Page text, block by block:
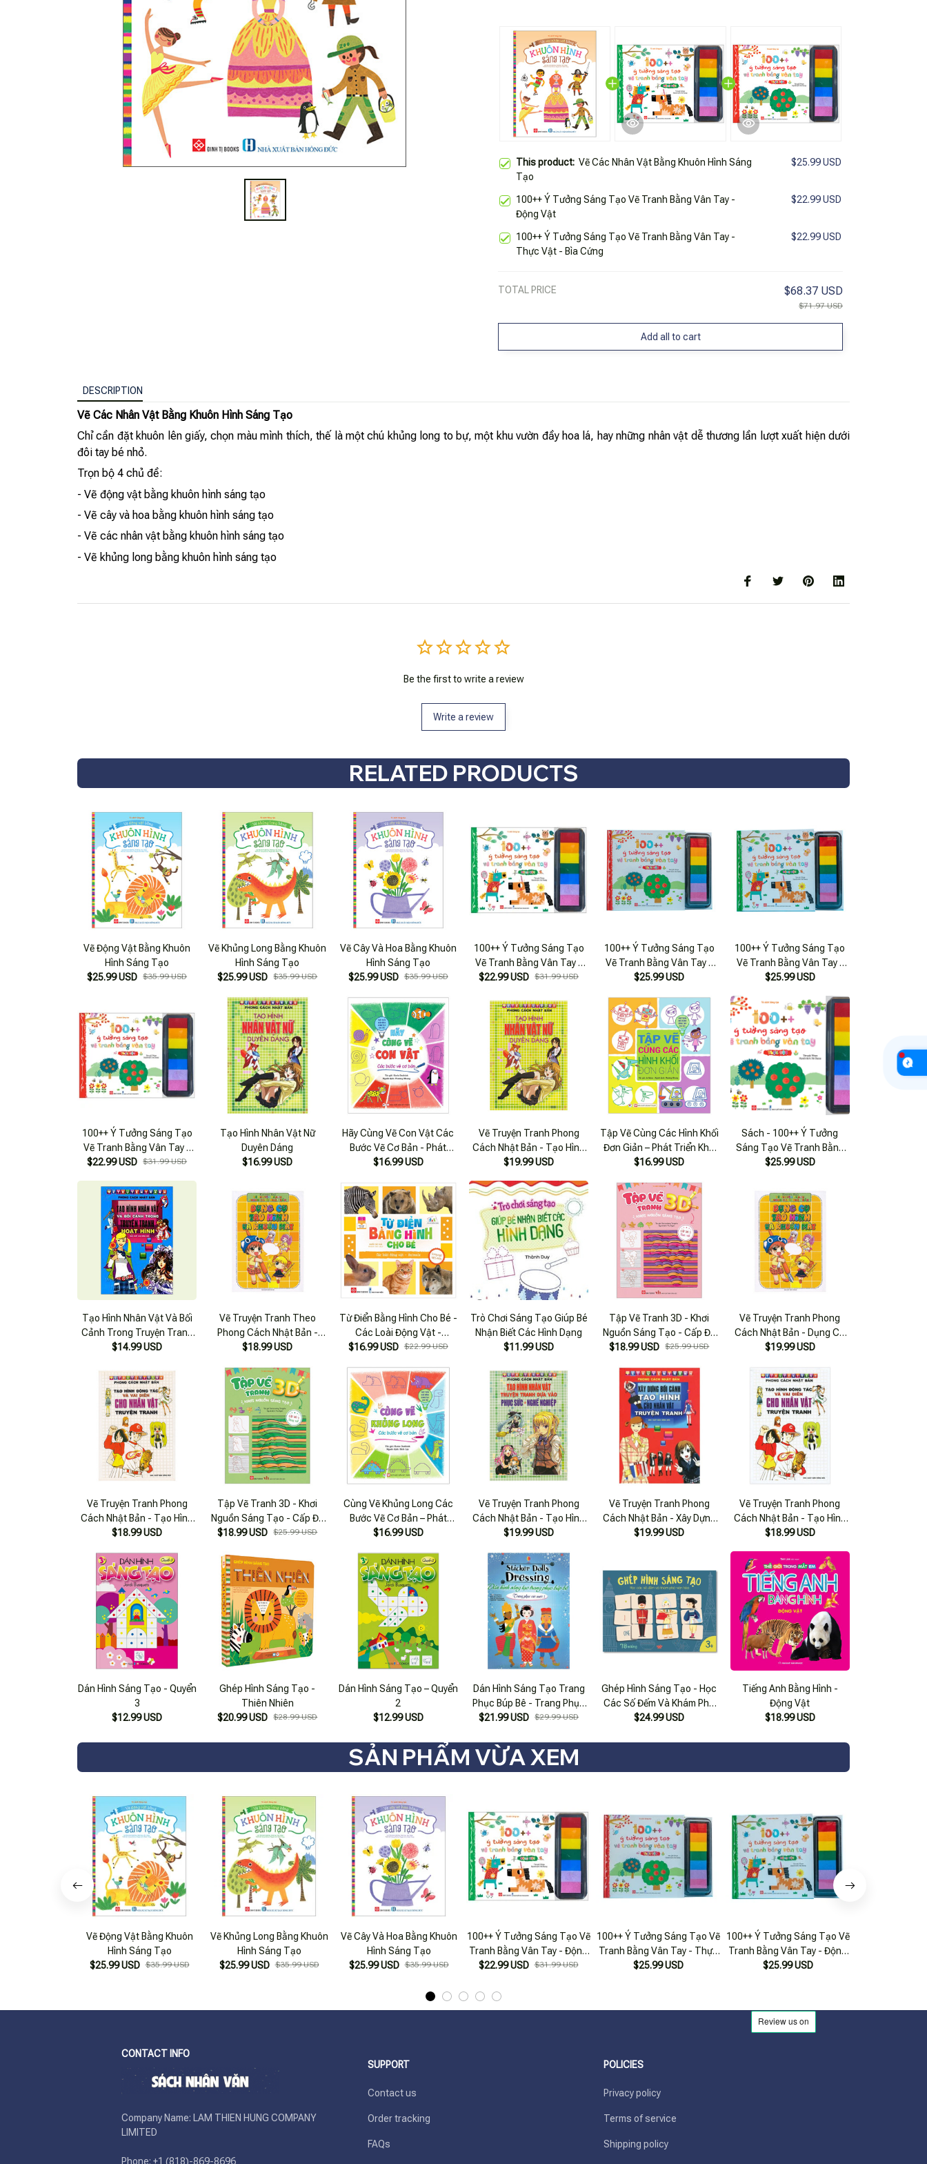
This product: Vẽ Các Nhân Vật Bằng Khuôn Hình Sáng
Tạo
$25.99 USD
100++ Ý Tưởng Sáng Tạo Vẽ Tranh Bằng Vân Tay -
Động Vật
$22.99 USD
100++ Ý Tưởng Sáng Tạo Vẽ Tranh Bằng Vân Tay -
Thực Vật - Bìa Cứng
$22.99 USD
TOTAL PRICE $68.37 USD
$71.97 USD
Add all to cart
DESCRIPTION
Vẽ Các Nhân Vật Bằng Khuôn Hình Sáng Tạo
Chỉ cần đặt khuôn lên giấy, chọn màu mình thích, thế là một chú khủng long to bự, một khu vườn đầy hoa lá, hay những nhân vật dễ thương lần lượt xuất hiện dưới
đôi tay bé nhỏ.
Trọn bộ 4 chủ đề:
- Vẽ động vật bằng khuôn hình sáng tạo
- Vẽ cây và hoa bằng khuôn hình sáng tạo
- Vẽ các nhân vật bằng khuôn hình sáng tạo
- Vẽ khủng long bằng khuôn hình sáng tạo
Be the first to write a review
Write a review
RELATED PRODUCTS
Vẽ Động Vật Bằng Khuôn
Hình Sáng Tạo
$25.99 USD $35.99 USD
Vẽ Khủng Long Bằng Khuôn
Hình Sáng Tạo
$25.99 USD
$35.99 USD
Vẽ Cây Và Hoa Bằng Khuôn
Hình Sáng Tạo
$25.99 USD $35.99 USD
100++ Ý Tưởng Sáng Tạo
Vẽ Tranh Bằng Vân Tay -
Động Vật
$22.99 USD $31.99 USD
100++ Ý Tưởng Sáng Tạo
Vẽ Tranh Bằng Vân Tay -
Thực Vật
$25.99 USD
100++ Ý Tưởng Sáng Tạo
Vẽ Tranh Bằng Vân Tay -
Động Vật
$25.99 USD
100++ Ý Tưởng Sáng Tạo
Vẽ Tranh Bằng Vân Tay -
Thực Vật - Bìa Cứng
$22.99 USD $31.99 USD
Tạo Hình Nhân Vật Nữ
Duyên Dáng
$16.99 USD
Hãy Cùng Vẽ Con Vật Các
Bước Vẽ Cơ Bản - Phát
Triển Khả Năng Sáng Tạo
$16.99 USD
Vẽ Truyện Tranh Phong
Cách Nhật Bản - Tạo Hình
Nhân Vật Nữ Duyên Dáng
$19.99 USD
Tập Vẽ Cùng Các Hình Khối
Đơn Giản – Phát Triển Khả
Năng Sáng Tạo Cho Trẻ
$16.99 USD
Sách - 100++ Ý Tưởng
Sáng Tạo Vẽ Tranh Bằng
Vân Tay - Thực Vật - Đinh
$25.99 USD
Tạo Hình Nhân Vật Và Bối
Cảnh Trong Truyện Tranh
Hoạt Hình
$14.99 USD
Vẽ Truyện Tranh Theo
Phong Cách Nhật Bản -
Dụng Cụ Tạo Hình Và
$18.99 USD
Từ Điển Bằng Hình Cho Bé -
Các Loài Động Vật -
Animals
$16.99 USD $22.99 USD
Trò Chơi Sáng Tạo Giúp Bé
Nhận Biết Các Hình Dạng
$11.99 USD
Tập Vẽ Tranh 3D - Khơi
Nguồn Sáng Tạo - Cấp Độ
3 - Thực Vật
$18.99 USD $25.99 USD
Vẽ Truyện Tranh Phong
Cách Nhật Bản - Dụng Cụ
Tạo Hình Và Khuôn Mặt -
$19.99 USD
Vẽ Truyện Tranh Phong
Cách Nhật Bản - Tạo Hình
Động Tác Và Vai Diễn Cho
$18.99 USD
Tập Vẽ Tranh 3D - Khơi
Nguồn Sáng Tạo - Cấp Độ
4 - Động Vật
$18.99 USD $25.99 USD
Cùng Vẽ Khủng Long Các
Bước Vẽ Cơ Bản – Phát
Triển Khả Năng Sáng Tạo
$16.99 USD
Vẽ Truyện Tranh Phong
Cách Nhật Bản - Tạo Hình
Nhân Vật Truyện Tranh Dựa
Nghiệp
$19.99 USD
Vẽ Truyện Tranh Phong
Cách Nhật Bản - Xây Dựng
Bối Cảnh Và Tạo Hình Cho
$19.99 USD
Vẽ Truyện Tranh Phong
Cách Nhật Bản - Tạo Hình
Động Tác Và Vai Diễn Cho
(Ml)
$18.99 USD
Dán Hình Sáng Tạo - Quyển
3
$12.99 USD
Ghép Hình Sáng Tạo -
Thiên Nhiên
$20.99 USD
$28.99 USD
Dán Hình Sáng Tạo – Quyển
2
$12.99 USD
Dán Hình Sáng Tạo Trang
Phục Búp Bê - Trang Phục
Các Nước 1
$21.99 USD $29.99 USD
Ghép Hình Sáng Tạo - Học
Các Số Đếm Và Khám Phá
Văn Hóa
$24.99 USD
Tiếng Anh Bằng Hình -
Động Vật
$18.99 USD
SẢN PHẨM VỪA XEM
Vẽ Động Vật Bằng Khuôn
Hình Sáng Tạo
$25.99 USD $35.99 USD
Vẽ Khủng Long Bằng Khuôn
Hình Sáng Tạo
$25.99 USD $35.99 USD
Vẽ Cây Và Hoa Bằng Khuôn
Hình Sáng Tạo
$25.99 USD $35.99 USD
100++ Ý Tưởng Sáng Tạo Vẽ
Tranh Bằng Vân Tay - Động
Vật
$22.99 USD $31.99 USD
100++ Ý Tưởng Sáng Tạo Vẽ
Tranh Bằng Vân Tay - Thực
Vật
$25.99 USD
100++ Ý Tưởng Sáng Tạo Vẽ
Tranh Bằng Vân Tay - Động
Vật
$25.99 USD
CONTACT INFO
Company Name: LAM THIEN HUNG COMPANY
LIMITED
Phone: +1 (818)-869-8696
SUPPORT
Contact us
Order tracking
FAQs
POLICIES
Privacy policy
Terms of service
Shipping policy